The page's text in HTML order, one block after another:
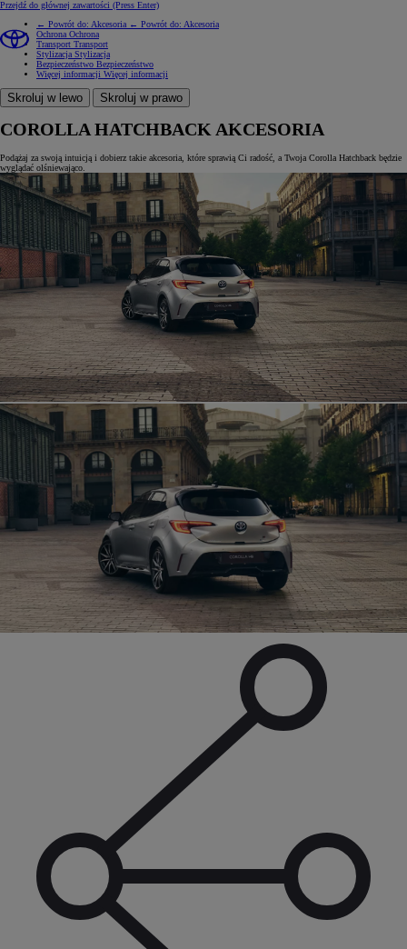
Przejdź do głównej zawartości (Press Enter)
← Powrót do: Akcesoria ← Powrót do: Akcesoria
Ochrona Ochrona
Transport Transport
Stylizacja Stylizacja
Bezpieczeństwo Bezpieczeństwo
Więcej informacji Więcej informacji
Skroluj w lewo Skroluj w prawo
COROLLA HATCHBACK AKCESORIA
Podążaj za swoją intuicją i dobierz takie akcesoria, które sprawią Ci radość, a Twoja Corolla Hatchback będzie
wyglądać olśniewająco.